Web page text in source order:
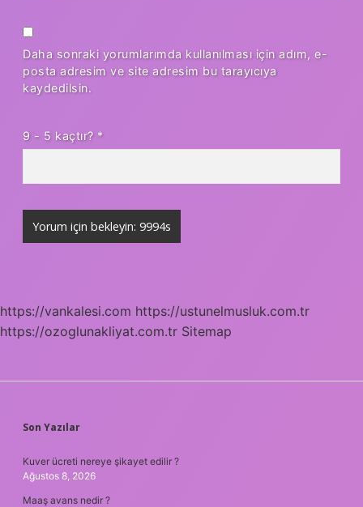
Daha sonraki yorumlarımda kullanılması için adım, e-
posta adresim ve site adresim bu tarayıcıya
kaydedilsin.
9 - 5 kaçtır? *
https://vankalesi.com https://ustunelmusluk.com.tr
https://ozoglunakliyat.com.tr Sitemap
SIDEBAR
Son Yazılar
Kuver ücreti nereye şikayet edilir ?
Ağustos 8, 2026
Maaş avans nedir ?